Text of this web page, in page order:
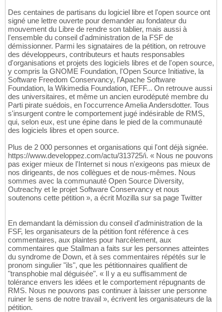
Des centaines de partisans du logiciel libre et l'open source ont
signé une lettre ouverte pour demander au fondateur du
mouvement du Libre de rendre son tablier, mais aussi à
l'ensemble du conseil d'administration de la FSF de
démissionner. Parmi les signataires de la pétition, on retrouve
des développeurs, contributeurs et hauts responsables
d'organisations et projets des logiciels libres et de l'open source,
y compris la GNOME Foundation, l'Open Source Initiative, la
Software Freedom Conservancy, l'Apache Software
Foundation, la Wikimedia Foundation, l'EFF... On retrouve aussi
des universitaires, et même un ancien eurodéputé membre du
Parti pirate suédois, en l'occurrence Amelia Andersdotter. Tous
s'insurgent contre le comportement jugé indésirable de RMS,
qui, selon eux, est une épine dans le pied de la communauté
des logiciels libres et open source.
Plus de 2 000 personnes et organisations qui l'ont déjà signée.
https://www.developpez.com/actu/313725/i. « Nous ne pouvons
pas exiger mieux de l'Internet si nous n'exigeons pas mieux de
nos dirigeants, de nos collègues et de nous-mêmes. Nous
sommes avec la communauté Open Source Diversity,
Outreachy et le projet Software Conservancy et nous
soutenons cette pétition », a écrit Mozilla sur sa page Twitter
En demandant la démission du conseil d'administration de la
FSF, les organisateurs de la pétition font référence à ces
commentaires, aux plaintes pour harcèlement, aux
commentaires que Stallman a faits sur les personnes atteintes
du syndrome de Down, et à ses commentaires répétés sur le
pronom singulier "ils", que les pétitionnaires qualifient de
"transphobie mal déguisée". « Il y a eu suffisamment de
tolérance envers les idées et le comportement répugnants de
RMS. Nous ne pouvons pas continuer à laisser une personne
ruiner le sens de notre travail », écrivent les organisateurs de la
pétition.